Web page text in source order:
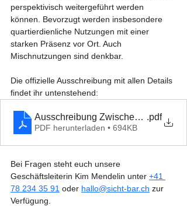
perspektivisch weitergeführt werden
können. Bevorzugt werden insbesondere
quartierdienliche Nutzungen mit einer
starken Präsenz vor Ort. Auch
Mischnutzungen sind denkbar.
Die offizielle Ausschreibung mit allen Details
findet ihr untenstehend:
Ausschreibung Zwischennutzung
.pdf
PDF herunterladen • 694KB
Bei Fragen steht euch unsere
Geschäftsleiterin Kim Mendelin unter +41
78 234 35 91 oder hallo@sicht-bar.ch zur
Verfügung.